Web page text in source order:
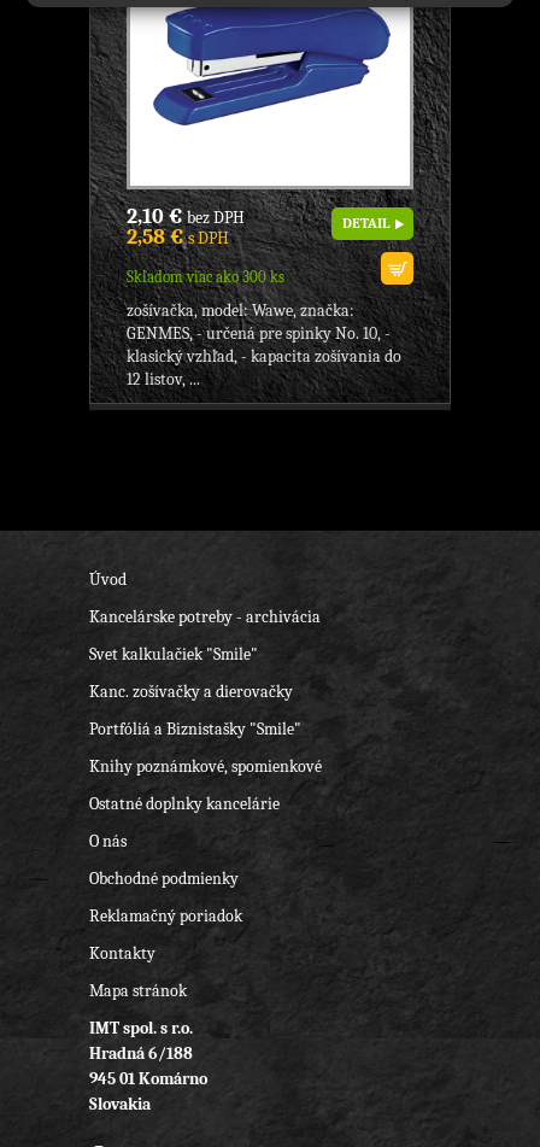
2,10 €bez DPH
2,58 €s DPH
Skladom viac ako 300 ks
DETAIL
zošívačka, model: Wawe, značka:
GENMES, - určená pre spinky No. 10, -
klasický vzhľad, - kapacita zošívania do
12 listov, ...
Úvod
Kancelárske potreby - archivácia
Svet kalkulačiek "Smile"
Kanc. zošívačky a dierovačky
Portfóliá a Biznistašky "Smile"
Knihy poznámkové, spomienkové
Ostatné doplnky kancelárie
O nás
Obchodné podmienky
Reklamačný poriadok
Kontakty
Mapa stránok
IMT spol. s r.o.
Hradná 6/188
945 01 Komárno
Slovakia